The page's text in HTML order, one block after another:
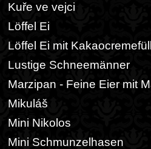
Kuře ve vejci
Löffel Ei
Löffel Ei mit
Lustige Schneemänner
Marzipan - Feine Eier mit
Mikuláš
Mini Nikolos
Mini Schmunzelhasen